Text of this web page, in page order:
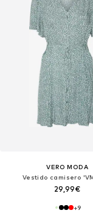
VERO MODA
Vestido camisero
29,99€
+9